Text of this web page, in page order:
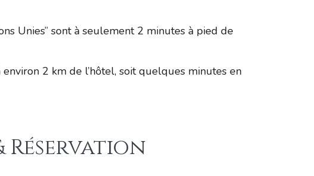
Unies” sont à seulement 2 minutes à pied de
2 km de l’hôtel, soit quelques minutes en
Réservation